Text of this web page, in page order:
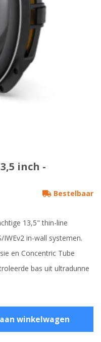
inch -
Bestelbaar
13,5" thin-line
in-wall systemen.
en Concentric Tube
bas uit ultradunne
winkelwagen